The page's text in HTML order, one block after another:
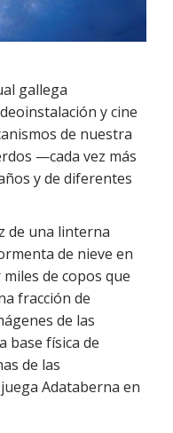
gallega
y cine
de nuestra
—cada vez más
y de diferentes
de una linterna
de nieve en
de copos que
fracción de
de las
base física de
de las
Adataberna en